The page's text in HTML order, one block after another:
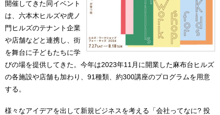
開催してきた同イベント
は、六本木ヒルズや虎ノ
門ヒルズのテナント企業
や店舗などと連携し、街
を舞台に子どもたちに学
びの場を提供してきた。今年は2023年11月に開業した麻布台ヒルズ
の各施設や店舗も加わり、91種類、約300講座のプログラムを用意
する。
様々なアイデアを出して新規ビジネスを考える「会社ってなに? 投